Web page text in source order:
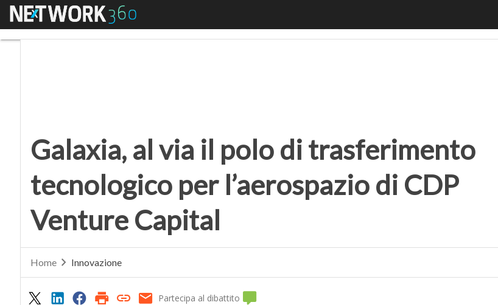
Menu
Galaxia, al via il polo di trasferimento
tecnologico per l’aerospazio di CDP
Venture Capital
Home Innovazione
Partecipa al dibattito